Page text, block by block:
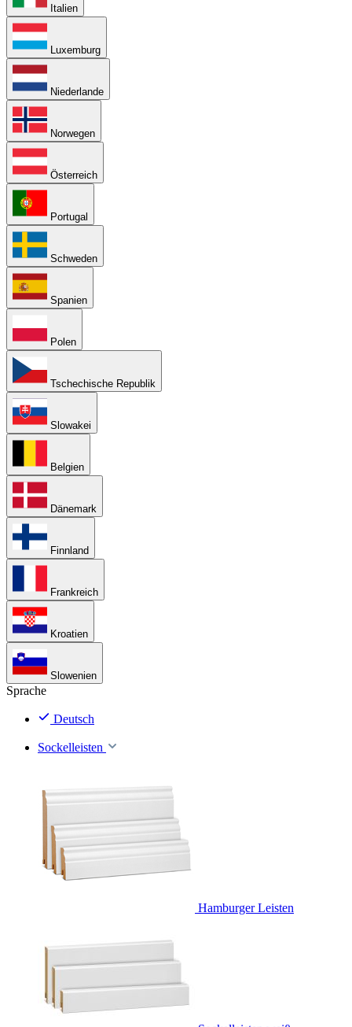
Italien
Luxemburg
Niederlande
Norwegen
Österreich
Portugal
Schweden
Spanien
Polen
Tschechische Republik
Slowakei
Belgien
Dänemark
Finnland
Frankreich
Kroatien
Slowenien
Sprache
Deutsch
Sockelleisten
Hamburger Leisten